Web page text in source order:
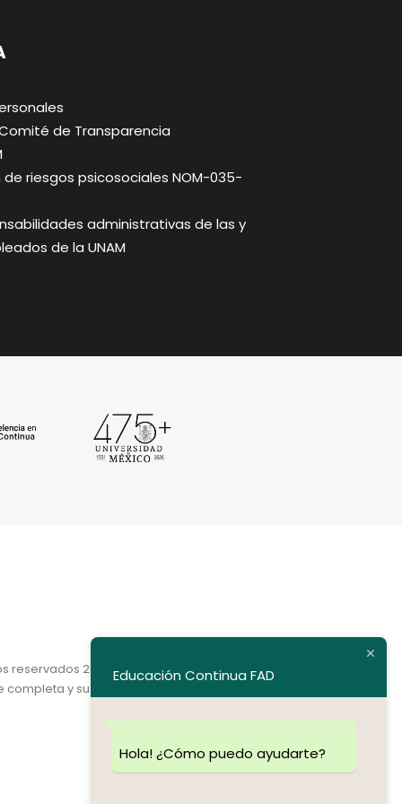
de Transparencia
riesgos psicosociales NOM-035-
administrativas de las y
de la UNAM
reservados 2020.
y su dirección electrónica.
Educación Continua FAD
Hola! ¿Cómo puedo ayudarte?